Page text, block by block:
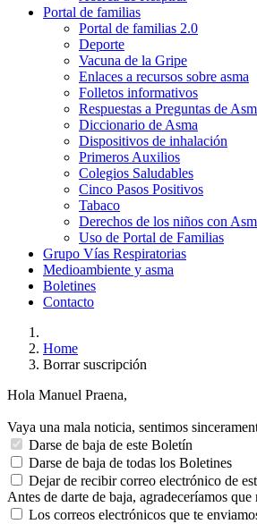
Portal de familias
Portal de familias 2.0
Deporte
Vacuna de la Gripe
Enlaces a recursos sobre asma
Folletos informativos
Respuestas a Preguntas de
Diccionario de Asma
Dispositivos de inhalación
Primeros Auxilios
Colegios Saludables
Cinco Pasos Positivos
Tabaco
Derechos de los niños con
Uso de Portal de Familias
Grupo Vías Respiratorias
Medioambiente y asma
Boletines
Contacto
Home
Borrar suscripción
Hola Manuel Praena,
Vaya una mala noticia, sentimos
Darse de baja de este Boletín
Darse de baja de todas los Boletines
Dejar de recibir correo electrónico de
Antes de darte de baja, agradeceríamos
Los correos electrónicos que te